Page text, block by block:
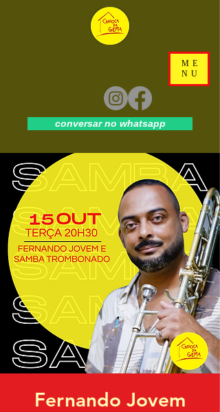
ME
NU
conversar no whatsapp
Fernando Jovem